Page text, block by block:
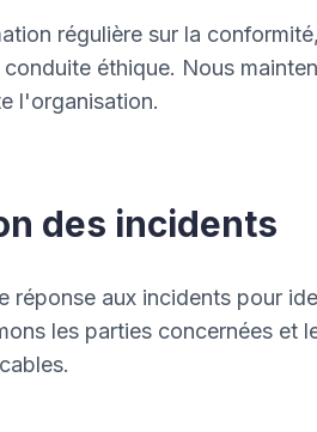
régulière sur la
éthique. Nous
l'organisation.
des incidents
réponse aux incidents pour
les parties concernées et